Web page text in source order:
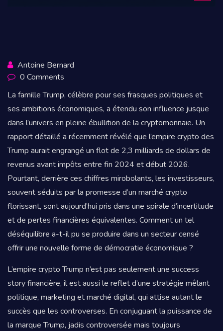
Antoine Bernard
0 Comments
La famille Trump, célèbre pour ses frasques politiques et
ses ambitions économiques, a étendu son influence jusque
dans l’univers en pleine ébullition de la cryptomonnaie. Un
rapport détaillé a récemment révélé que l’empire crypto des
Trump aurait engrangé un flot de 2,3 milliards de dollars de
revenus avant impôts entre fin 2024 et début 2026.
Pourtant, derrière ces chiffres mirobolants, les investisseurs,
souvent séduits par la promesse d’un marché crypto
florissant, sont aujourd’hui pris dans une spirale d’incertitude
et de pertes financières équivalentes. Comment un tel
déséquilibre a-t-il pu se produire dans un secteur censé
offrir une nouvelle forme de démocratie économique ?
L’empire crypto Trump n’est pas seulement une success
story financière, il est aussi le reflet d’une stratégie mêlant
politique, marketing et marché digital, qui attise autant le
succès que les controverses. En conjuguant la puissance de
la marque Trump, jadis controversée mais toujours